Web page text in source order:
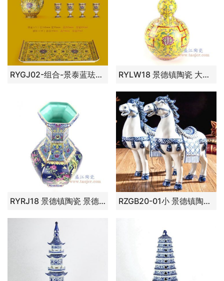
RYGJ02-组合-景泰蓝珐琅彩缠枝莲酒具套装14件 帝王蓝色，帝王绿色，帝王黄色 RYLW18 景德镇陶瓷 大清乾隆年制珐琅彩黄地扒花福寿葫芦瓶
RYRJ18 景德镇陶瓷 景德镇瓷器珐琅彩瓷器花瓶 RZGB20-01小 景德镇陶瓷 青花瓷工艺品手绘陶瓷骏马摆件